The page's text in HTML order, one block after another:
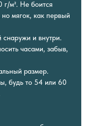
г/м². Не боится
мягок, как первый
и внутри.
часами, забыв,
размер.
будь то 54 или 60